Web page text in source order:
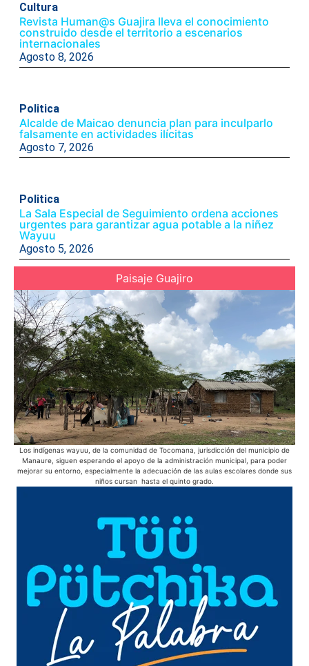
Cultura
Revista Human@s Guajira lleva el conocimiento
construido desde el territorio a escenarios
internacionales
Agosto 8, 2026
Politica
Alcalde de Maicao denuncia plan para inculparlo
falsamente en actividades ilícitas
Agosto 7, 2026
Politica
La Sala Especial de Seguimiento ordena acciones
urgentes para garantizar agua potable a la niñez
Wayuu
Agosto 5, 2026
Paisaje Guajiro
Los indígenas wayuu, de la comunidad de Tocomana, jurisdicción del municipio de
Manaure, siguen esperando el apoyo de la administración municipal, para poder
mejorar su entorno, especialmente la adecuación de las aulas escolares donde sus
niños cursan hasta el quinto grado.